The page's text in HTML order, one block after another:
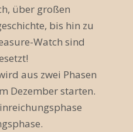
über großen
bis hin zu
Watch sind
aus zwei Phasen
Dezember starten.